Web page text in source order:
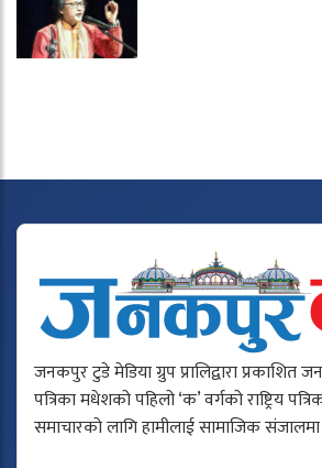
जनकपुर टुडे मेडिया ग्रुप प्रालिद्वारा
पत्रिका मधेशको पहिलो ‘क’ वर्गको राष्ट्रिय
समाचारको लागि हामीलाई सामाजिक